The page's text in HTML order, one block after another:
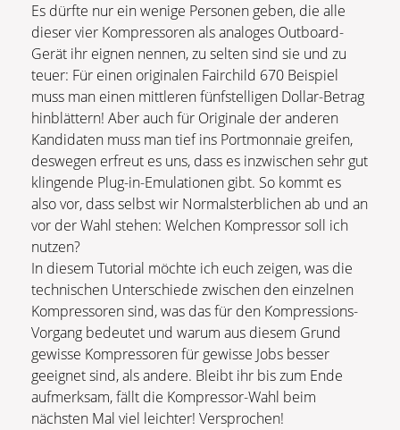
Es dürfte nur ein wenige Personen geben, die alle
dieser vier Kompressoren als analoges Outboard-
Gerät ihr eignen nennen, zu selten sind sie und zu
teuer: Für einen originalen Fairchild 670 Beispiel
muss man einen mittleren fünfstelligen Dollar-Betrag
hinblättern! Aber auch für Originale der anderen
Kandidaten muss man tief ins Portmonnaie greifen,
deswegen erfreut es uns, dass es inzwischen sehr gut
klingende Plug-in-Emulationen gibt. So kommt es
also vor, dass selbst wir Normalsterblichen ab und an
vor der Wahl stehen: Welchen Kompressor soll ich
nutzen?
In diesem Tutorial möchte ich euch zeigen, was die
technischen Unterschiede zwischen den einzelnen
Kompressoren sind, was das für den Kompressions-
Vorgang bedeutet und warum aus diesem Grund
gewisse Kompressoren für gewisse Jobs besser
geeignet sind, als andere. Bleibt ihr bis zum Ende
aufmerksam, fällt die Kompressor-Wahl beim
nächsten Mal viel leichter! Versprochen!